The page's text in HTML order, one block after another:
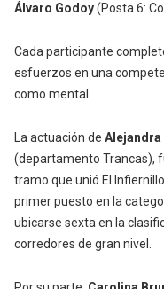
Álvaro Godoy(Posta 6:
Cada participante
esfuerzos en una
como mental.
La actuación de Alejandra
(departamento Trancas),
tramo que unió El
primer puesto en la
ubicarse sexta en la
corredores de gran nivel.